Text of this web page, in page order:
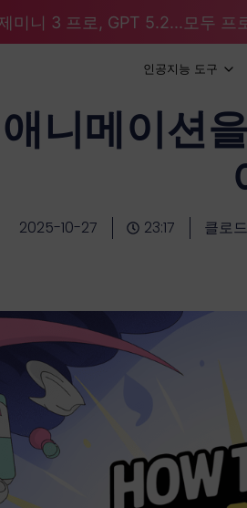
미니 3 프로, GPT 5.2...모두 프
인공지능 도구
니메이션
2025-10-27 23:17 클로